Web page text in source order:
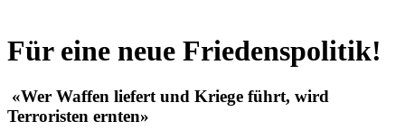
Für eine neue Friedenspolitik!
«Wer Waffen liefert und Kriege führt, wird
Terroristen ernten»